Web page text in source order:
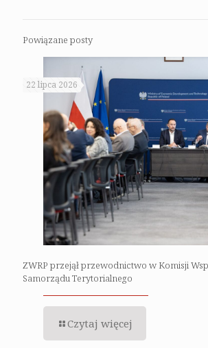
Powiązane posty
22 lipca 2026
ZWRP przejął przewodnictwo w Komisji
Samorządu Terytorialnego
Czytaj więcej